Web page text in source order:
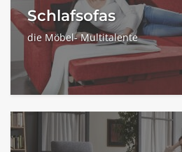
Schlafsofas
die Möbel- Multitalente